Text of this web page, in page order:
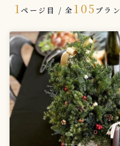
1ページ目 / 全 105 プラン